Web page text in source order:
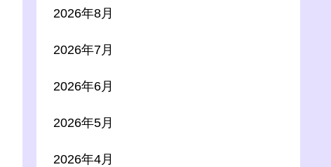
2026年8月
2026年7月
2026年6月
2026年5月
2026年4月